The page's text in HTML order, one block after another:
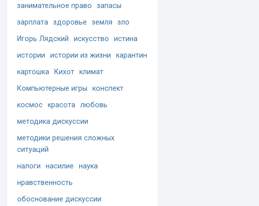
занимательное право
запасы
зарплата здоровье земля
зло
Игорь Лядский
искусство
истина
истории
истории из жизни
карантин
картошка
Кихот климат
Компьютерные игры
конспект
космос красота любовь
методика дискуссии
методики решения сложных
ситуаций
налоги
насилие
наука
нравственность
обоснование дискуссии